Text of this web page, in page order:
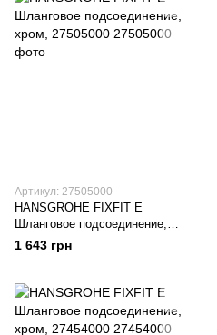
Артикул: 27505000
HANSGROHE FIXFIT E
Шланговое подсоединение,
хром, 27505000
1 643 грн